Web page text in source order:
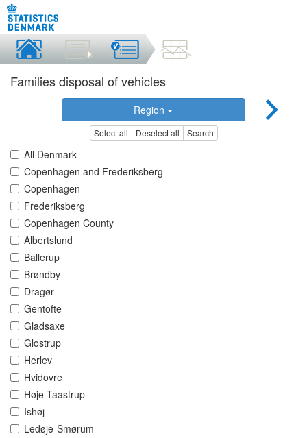
Families disposal of vehicles
Region
Select all Deselect all Search
All Denmark
Copenhagen and Frederiksberg
Copenhagen
Frederiksberg
Copenhagen County
Albertslund
Ballerup
Brøndby
Dragør
Gentofte
Gladsaxe
Glostrup
Herlev
Hvidovre
Høje Taastrup
Ishøj
Ledøje-Smørum